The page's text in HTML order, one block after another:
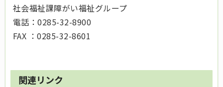
社会福祉課障がい福祉グループ
電話：0285-32-8900
FAX ：0285-32-8601
関連リンク